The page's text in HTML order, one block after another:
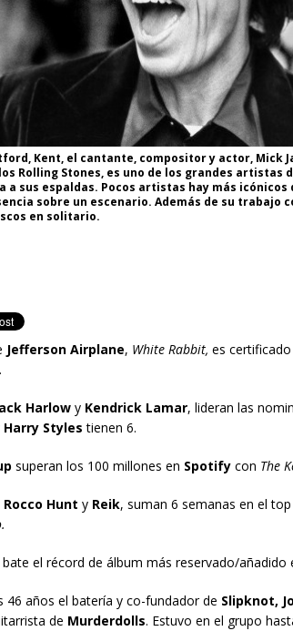
Kent, el cantante, compositor y actor, Mick
Rolling Stones, es uno de los grandes artistas
a sus espaldas. Pocos artistas hay más icónicos
sobre un escenario. Además de su trabajo
en solitario.
Jefferson Airplane, White Rabbit, es
.
Harlowy Kendrick Lamar, lideran las
Harry Styles tienen 6.
superan los 100 millones en Spotifycon The
Rocco Hunt y Reik, suman 6 semanas en el
el récord de álbum más reservado/añadido
46 años el batería y co-fundador de Slipknot,
de Murderdolls. Estuvo en el grupo